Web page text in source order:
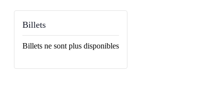
Billets
Billets ne sont plus disponibles